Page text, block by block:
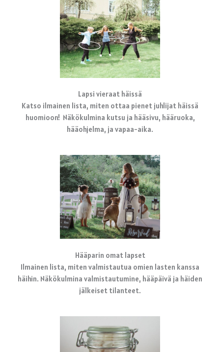
Lapsi vieraat häissä
Katso ilmainen lista, miten ottaa pienet juhlijat häissä
huomioon! Näkökulmina kutsu ja hääsivu, hääruoka,
hääohjelma, ja vapaa-aika.
Hääparin omat lapset
Ilmainen lista, miten valmistautua omien lasten kanssa
häihin. Näkökulmina valmistautumine, hääpäivä ja häiden
jälkeiset tilanteet.